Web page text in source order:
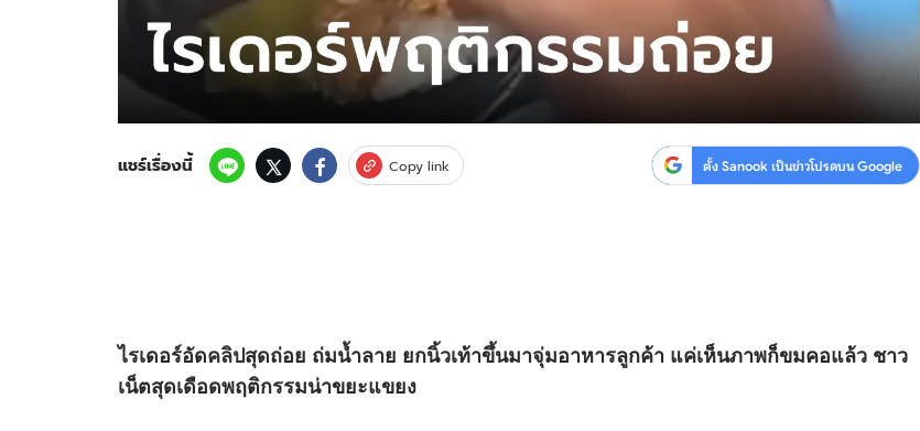
แชร์เรื่องนี้ Copy link ตั้ง Sanook เป็นข่าวโปรดบน Google
ไรเดอร์อัดคลิปสุดถ่อย ถ่มน้ำลาย ยกนิ้วเท้าขึ้นมาจุ่มอาหารลูกค้า แค่เห็นภาพก็ขมคอแล้ว ชาว
เน็ตสุดเดือดพฤติกรรมน่าขยะแขยง